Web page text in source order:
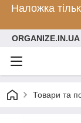
Наложка
Товари та